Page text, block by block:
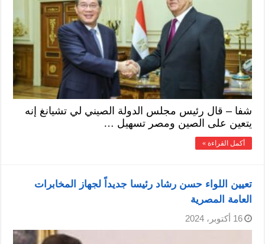
شفا – قال رئيس مجلس الدولة الصيني لي تشيانغ إنه
يتعين على الصين ومصر تسهيل …
أكمل القراءة »
تعيين اللواء حسن رشاد رئيسا جديداً لجهاز المخابرات
العامة المصرية
16 أكتوبر، 2024